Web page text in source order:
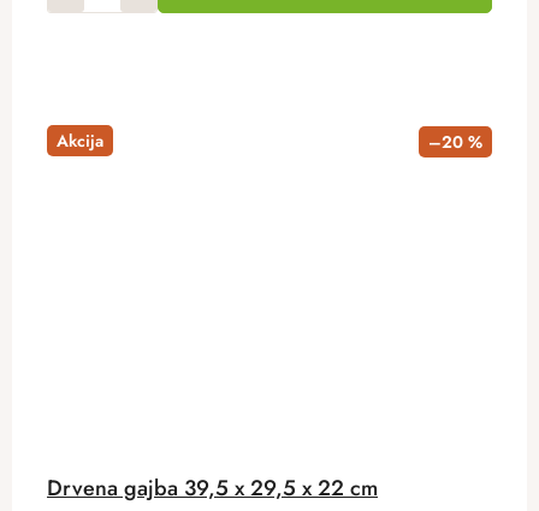
Akcija –20 %
Drvena gajba 39,5 x 29,5 x 22 cm